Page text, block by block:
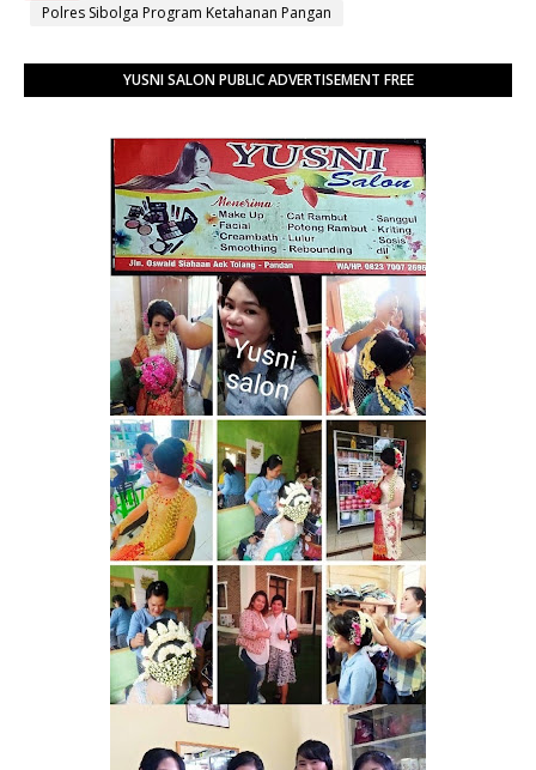
Polres Sibolga Program Ketahanan Pangan
YUSNI SALON PUBLIC ADVERTISEMENT FREE